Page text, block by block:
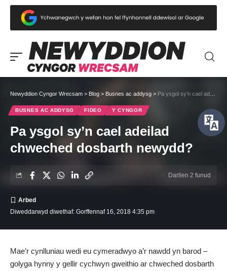
Newyddion Cyngor Wrecsam > Blog > Busnes ac addysg > Pa ysgol sy’n cael adeilad chweched dosbarth newydd?
BUSNES AC ADDYSG FIDEO Y CYNGOR
Pa ysgol sy’n cael adeilad
chweched dosbarth newydd?
Diweddarwyd diwethaf: Gorffennaf 16, 2018 4:35 pm
Darllen 2 funud
Mae’r cynlluniau wedi eu cymeradwyo a’r nawdd yn barod –
golyga hynny y gellir cychwyn gweithio ar chweched dosbarth